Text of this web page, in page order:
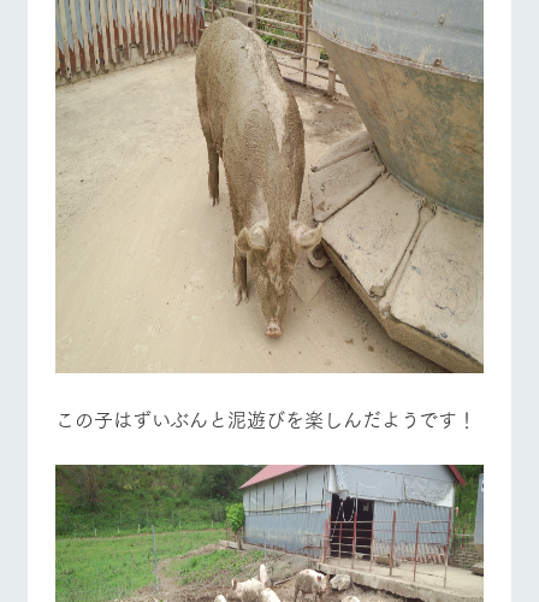
この子はずいぶんと泥遊びを楽しんだようです！